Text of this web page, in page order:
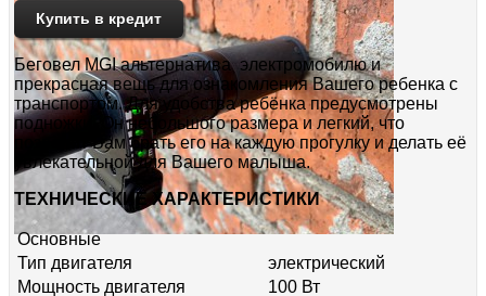
Купить в кредит
Беговел MGI альтернатива электромобилю и
прекрасная вещь для ознакомления Вашего ребенка с
транспортом. Для удобства ребёнка предусмотрены
подножки. Он небольшого размера и легкий, что
позволит Вам брать его на каждую прогулку и делать её
увлекательной для Вашего малыша.
ТЕХНИЧЕСКИЕ ХАРАКТЕРИСТИКИ
Основные
Тип двигателя
электрический
Мощность двигателя
100 Вт